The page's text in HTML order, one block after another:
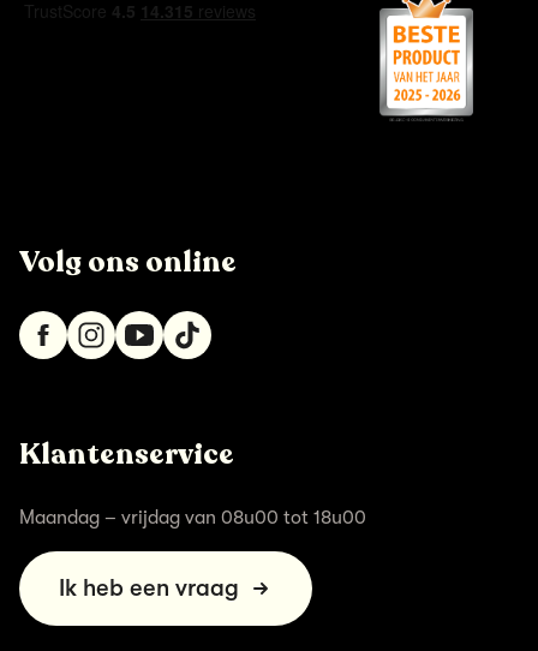
Volg ons online
Klantenservice
Maandag – vrijdag van 08u00 tot 18u00
Ik heb een vraag